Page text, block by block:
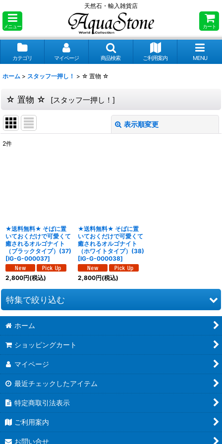
天然石・輸入雑貨店
メニュー カート
カテゴリ マイページ 商品検索 ご利用案内 MENU
ホーム > スタッフ一押し！ > ☆ 置物 ☆
☆ 置物 ☆ [スタッフ一押し！ ]
表示順変更
2件
★送料無料★ そばに置
いておくだけで可愛くて
癒されるオルゴナイト
（ブラックタイプ）(37)
[IG-G-000037]
2,800円(税込)
★送料無料★ そばに置
いておくだけで可愛くて
癒されるオルゴナイト
（ホワイトタイプ）(38)
[IG-G-000038]
2,800円(税込)
特集で絞り込む
☆ 新商品 ☆
☆ 原石 ☆
☆ ブレスレット ☆
☆ 丸玉 ☆
☆ ハート形 ☆
ホーム
ショッピングカート
マイページ
最近チェックしたアイテム
特定商取引法表示
ご利用案内
お問い合せ